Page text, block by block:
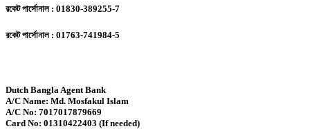
রকেট পার্সোনাল : 01830-389255-7
রকেট পার্সোনাল : 01763-741984-5
Dutch Bangla Agent Bank
A/C Name: Md. Mosfakul Islam
A/C No: 7017017879669
Card No: 01310422403 (If needed)